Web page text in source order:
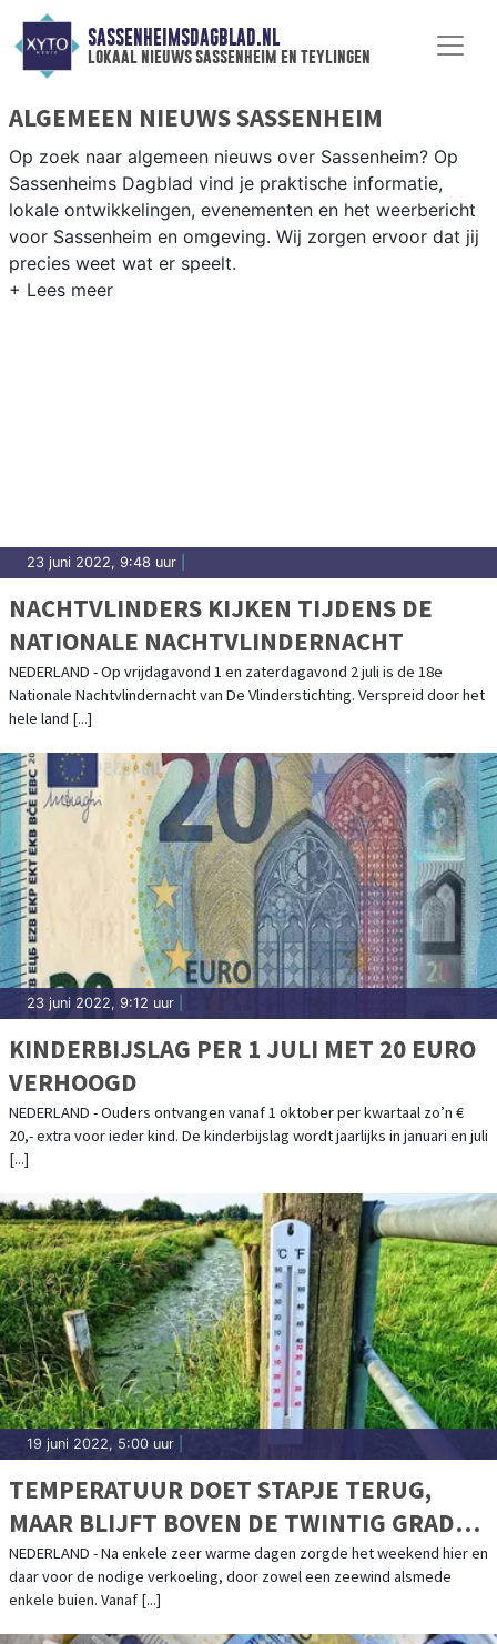
SASSENHEIMSDAGBLAD.NL
lokaal nieuws sassenheim en teylingen
ALGEMEEN NIEUWS SASSENHEIM
Op zoek naar algemeen nieuws over Sassenheim? Op
Sassenheims Dagblad vind je praktische informatie,
lokale ontwikkelingen, evenementen en het weerbericht
voor Sassenheim en omgeving. Wij zorgen ervoor dat jij
precies weet wat er speelt.
23 juni 2022, 9:48 uur
NACHTVLINDERS KIJKEN TIJDENS DE
NATIONALE NACHTVLINDERNACHT
NEDERLAND - Op vrijdagavond 1 en zaterdagavond 2 juli is de 18e
Nationale Nachtvlindernacht van De Vlinderstichting. Verspreid door het
hele land [...]
23 juni 2022, 9:12 uur
KINDERBIJSLAG PER 1 JULI MET 20 EURO
VERHOOGD
NEDERLAND - Ouders ontvangen vanaf 1 oktober per kwartaal zo’n €
20,- extra voor ieder kind. De kinderbijslag wordt jaarlijks in januari en juli
[...]
19 juni 2022, 5:00 uur
TEMPERATUUR DOET STAPJE TERUG,
MAAR BLIJFT BOVEN DE TWINTIG GRADEN
BIJ OFFICIËLE START ZOMER
NEDERLAND - Na enkele zeer warme dagen zorgde het weekend hier en
daar voor de nodige verkoeling, door zowel een zeewind alsmede
enkele buien. Vanaf [...]